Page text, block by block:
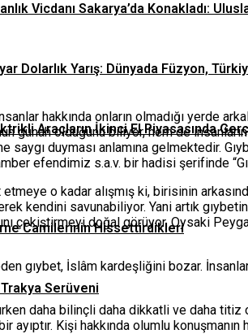
Vicdanı Sakarya’da Konakladı:
Dolarlık Yarış: Dünyada Füzyon,
Araçların İkinci El Piyasasında
Camilerinin Hissettirdikleri
Serüveni
hakkında onların olmadığı yerde
günah olduğunu biliyor, hem de
saygı duyması anlamına gelmektedir.
efendimiz s.a.v. bir hadisi şerifinde
o kadar alışmış ki, birisinin
kendini savunabiliyor. Yani artık
çekiştirmeyi doğal görüyor. Oysaki
gıybet, İslâm kardeşliğini bozar.
daha bilinçli daha dikkatli ve daha
ayıptır. Kişi hakkında olumlu